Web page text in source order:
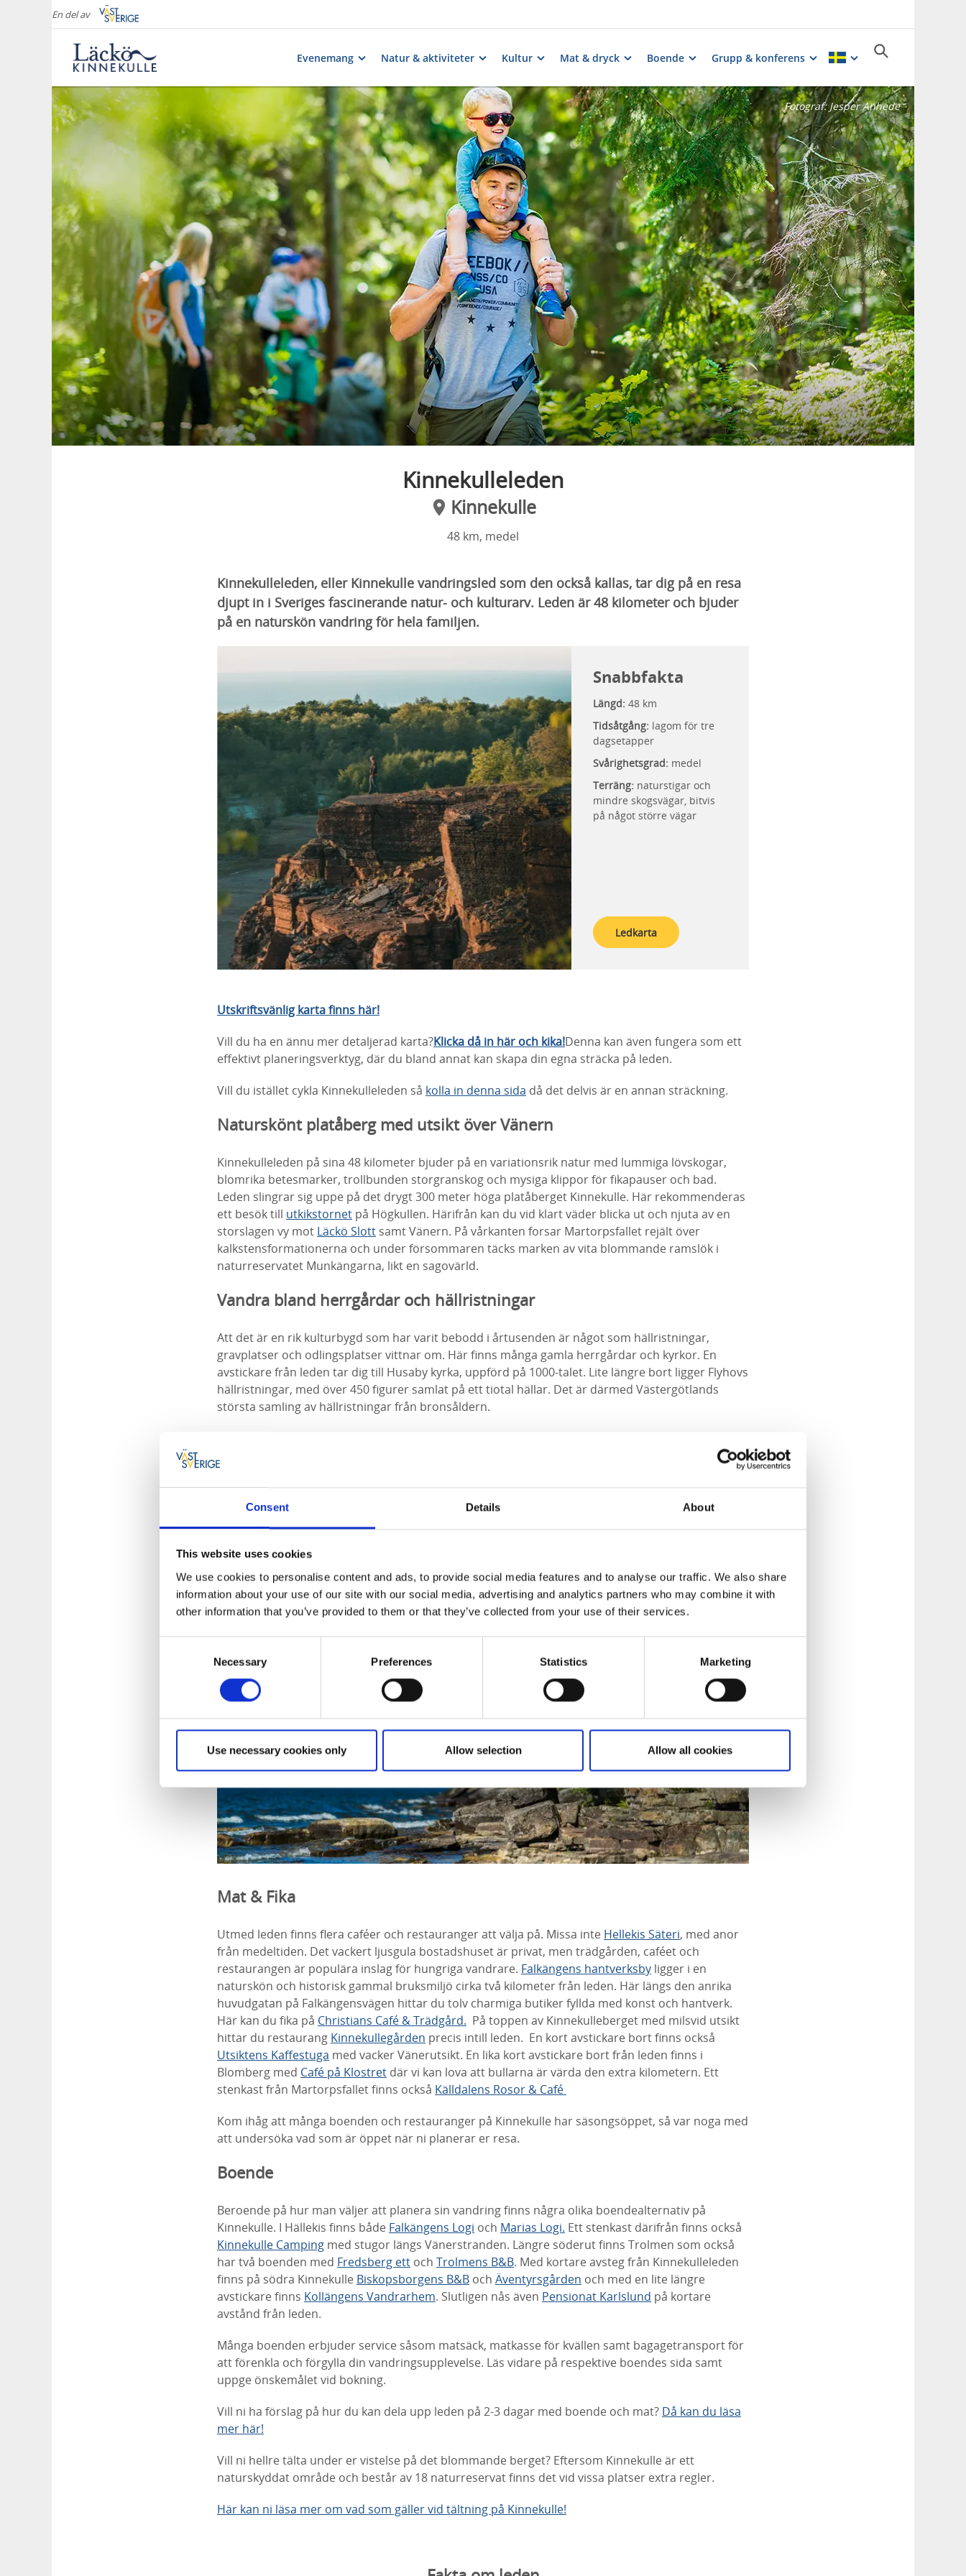
Consent Details About
This website uses cookies
We use cookies to personalise content and ads, to provide social media features and to analyse our traffic. We also share
information about your use of our site with our social media, advertising and analytics partners who may combine it with
other information that you’ve provided to them or that they’ve collected from your use of their services.
Necessary Preferences Statistics Marketing
Use necessary cookies only Allow selection Allow all cookies
En del av
Evenemang Natur & aktiviteter Kultur Mat & dryck Boende Grupp & konferens
Fotograf:Jesper Anhede
Kinnekulleleden
Kinnekulle
48 km, medel
Kinnekulleleden, eller Kinnekulle vandringsled som den också kallas, tar dig på en resa
djupt in i Sveriges fascinerande natur- och kulturarv. Leden är 48 kilometer och bjuder
på en naturskön vandring för hela familjen.
Snabbfakta
Längd: 48 km
Tidsåtgång: lagom för tre
dagsetapper
Svårighetsgrad: medel
Terräng: naturstigar och
mindre skogsvägar, bitvis
på något större vägar
Ledkarta
Utskriftsvänlig karta finns här!
Vill du ha en ännu mer detaljerad karta?Klicka då in här och kika!Denna kan även fungera som ett
effektivt planeringsverktyg, där du bland annat kan skapa din egna sträcka på leden.
Vill du istället cykla Kinnekulleleden så kolla in denna sida då det delvis är en annan sträckning.
Naturskönt platåberg med utsikt över Vänern
Kinnekulleleden på sina 48 kilometer bjuder på en variationsrik natur med lummiga lövskogar,
blomrika betesmarker, trollbunden storgranskog och mysiga klippor för fikapauser och bad.
Leden slingrar sig uppe på det drygt 300 meter höga platåberget Kinnekulle. Här rekommenderas
ett besök till utkikstornet på Högkullen. Härifrån kan du vid klart väder blicka ut och njuta av en
storslagen vy mot Läckö Slott samt Vänern. På vårkanten forsar Martorpsfallet rejält över
kalkstensformationerna och under försommaren täcks marken av vita blommande ramslök i
naturreservatet Munkängarna, likt en sagovärld.
Vandra bland herrgårdar och hällristningar
Att det är en rik kulturbygd som har varit bebodd i årtusenden är något som hällristningar,
gravplatser och odlingsplatser vittnar om. Här finns många gamla herrgårdar och kyrkor. En
avstickare från leden tar dig till Husaby kyrka, uppförd på 1000-talet. Lite längre bort ligger Flyhovs
hällristningar, med över 450 figurer samlat på ett tiotal hällar. Det är därmed Västergötlands
största samling av hällristningar från bronsåldern.
gamla kalkbanan som under slutet av 1800-talet användes för att frakta kalk ner till hamnen.
Kvarlevorna från kalkbrytning och kalkbränning syns högre upp på berget, och nere i hamnen
finns ett museum där du kan ta ett kliv tillbaka till stenhuggeriets glansdagar.
Mat & Fika
Utmed leden finns flera caféer och restauranger att välja på. Missa inte Hellekis Säteri, med anor
från medeltiden. Det vackert ljusgula bostadshuset är privat, men trädgården, caféet och
restaurangen är populära inslag för hungriga vandrare. Falkängens hantverksby ligger i en
naturskön och historisk gammal bruksmiljö cirka två kilometer från leden. Här längs den anrika
huvudgatan på Falkängensvägen hittar du tolv charmiga butiker fyllda med konst och hantverk.
Här kan du fika på Christians Café & Trädgård. På toppen av Kinnekulleberget med milsvid utsikt
hittar du restaurang Kinnekullegården precis intill leden. En kort avstickare bort finns också
Utsiktens Kaffestuga med vacker Vänerutsikt. En lika kort avstickare bort från leden finns i
Blomberg med Café på Klostret där vi kan lova att bullarna är värda den extra kilometern. Ett
stenkast från Martorpsfallet finns också Källdalens Rosor & Café
Kom ihåg att många boenden och restauranger på Kinnekulle har säsongsöppet, så var noga med
att undersöka vad som är öppet när ni planerar er resa.
Boende
Beroende på hur man väljer att planera sin vandring finns några olika boendealternativ på
Kinnekulle. I Hällekis finns både Falkängens Logi och Marias Logi. Ett stenkast därifrån finns också
Kinnekulle Camping med stugor längs Vänerstranden. Längre söderut finns Trolmen som också
har två boenden med Fredsberg ett och Trolmens B&B. Med kortare avsteg från Kinnekulleleden
finns på södra Kinnekulle Biskopsborgens B&B och Äventyrsgården och med en lite längre
avstickare finns Kollängens Vandrarhem. Slutligen nås även Pensionat Karlslund på kortare
avstånd från leden.
Många boenden erbjuder service såsom matsäck, matkasse för kvällen samt bagagetransport för
att förenkla och förgylla din vandringsupplevelse. Läs vidare på respektive boendes sida samt
uppge önskemålet vid bokning.
Vill ni ha förslag på hur du kan dela upp leden på 2-3 dagar med boende och mat? Då kan du läsa
mer här!
Vill ni hellre tälta under er vistelse på det blommande berget? Eftersom Kinnekulle är ett
naturskyddat område och består av 18 naturreservat finns det vid vissa platser extra regler.
Här kan ni läsa mer om vad som gäller vid tältning på Kinnekulle!